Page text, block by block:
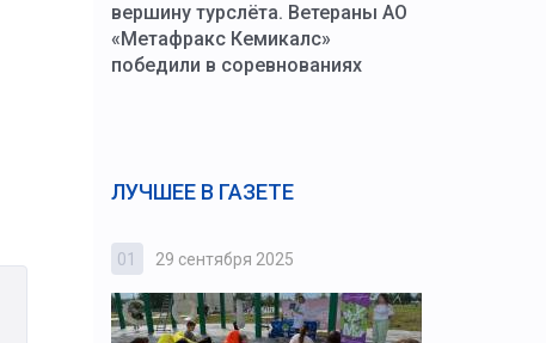
вершину турслёта. Ветераны АО
«Метафракс Кемикалс»
победили в соревнованиях
ЛУЧШЕЕ В ГАЗЕТЕ
01 29 сентября 2025